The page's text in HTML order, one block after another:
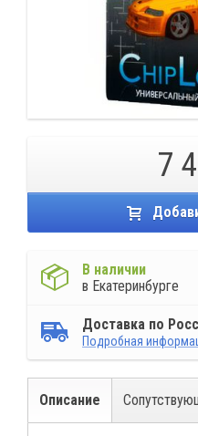
7
В наличии
в Екатеринбурге
Доставка по
Подробная
Описание